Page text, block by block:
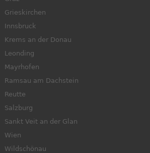
Grieskirchen
Innsbruck
Krems an der Donau
Leonding
Mayrhofen
Ramsau am Dachstein
Reutte
Salzburg
Sankt Veit an der Glan
Wien
Wildschönau